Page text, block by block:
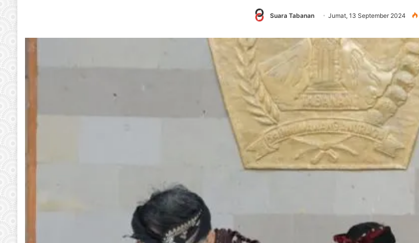
Suara Tabanan Jumat, 13 September 2024